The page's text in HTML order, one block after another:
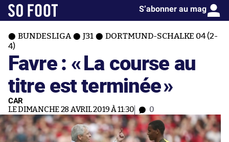
S’abonner au mag
BUNDESLIGA J31
DORTMUND-SCHALKE 04 (2-
4)
Favre : «La course au
titre est terminée»
CAR
LE DIMANCHE 28 AVRIL 2019 À 11:30 0